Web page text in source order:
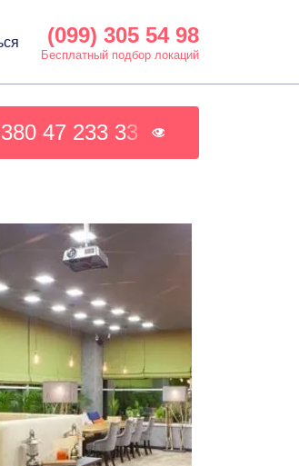
(099) 305 54 98
Бесплатный подбор локаций
47 233 33